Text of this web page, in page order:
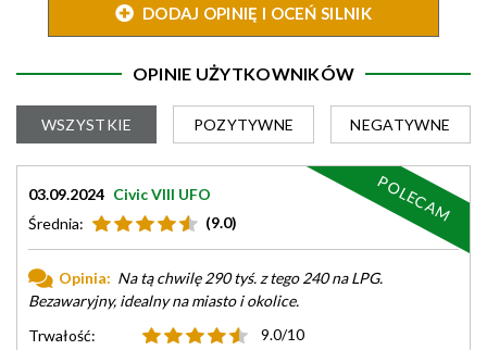
DODAJ OPINIĘ I OCEŃ SILNIK
OPINIE UŻYTKOWNIKÓW
WSZYSTKIE POZYTYWNE NEGATYWNE
03.09.2024 Civic VIII UFO
Średnia:
(9.0)
Opinia: Na tą chwilę 290 tyś. z tego 240 na LPG.
Bezawaryjny, idealny na miasto i okolice.
Trwałość:
9.0/10
POLECAM